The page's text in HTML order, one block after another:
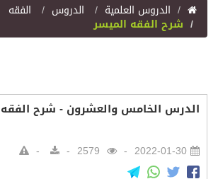
اﻟﺪﺭﻭﺱ اﻟﻌﻠﻤﻴﺔ الدروس الفقه
شرح الفقه الميسر
الدرس الخامس والعشرون - شرح
2022-01-30